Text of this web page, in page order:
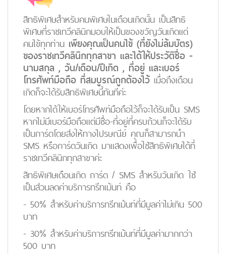
สิทธิพิเศษสำหรับคนพิเศษในเดือนเกิดนั้น เป็นสิทธิ
พิเศษที่ราชเทวีคลินิกมอบให้เป็นของขวัญวันเกิดแด่
คนไข้ทุกท่าน เพียงคุณเป็นคนไข้ (ที่ยังไม่ล้มบัตร)
ของราชเทวีคลินิกทุกสาขา และได้ให้ประวัติชื่อ -
นามสกุล , วัน/เดือน/ปีเกิด , ที่อยู่ และเบอร์
โทรศัพท์มือถือ ที่สมบูรณ์ถูกต้องไว้เมื่อถึงเดือน
เกิดก็จะได้รับสิทธิพิเศษนี้ทันทีค่ะ
โดยหากได้ให้เบอร์โทรศัพท์มือถือไว้ก็จะได้รับเป็น SMS
หากไม่มีเบอร์มือถือแต่มีชื่อ-ที่อยู่ที่ครบถ้วนก็จะได้รับ
เป็นการ์ดโดยส่งให้ทางไปรษณีย์ คุณก็สามารถนำ
SMS หรือการ์ดวันเกิด มาแสดงเพื่อใช้สิทธิพิเศษได้ที่
ราชเทวีคลินิกทุกสาขาค่ะ
สิทธิพิเศษเดือนเกิด การ์ด / SMS สำหรับวันเกิด ใช้
เป็นส่วนลดค่าบริการทรีทเม้นท์ คือ
- 50% สำหรับค่าบริการทรีทเม้นท์ที่มีมูลค่าไม่เกิน 500
บาท
- 30% สำหรับค่าบริการทรีทเม้นท์ที่มีมูลค่ามากกว่า
500 บาท